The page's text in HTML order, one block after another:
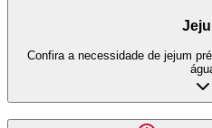
Confira a necessidade de jejum